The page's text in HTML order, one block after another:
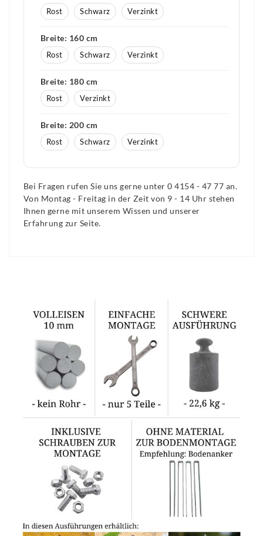
Rost Schwarz Verzinkt
Breite: 160 cm
Rost Schwarz Verzinkt
Breite: 180 cm
Rost Verzinkt
Breite: 200 cm
Rost Schwarz Verzinkt
Bei Fragen rufen Sie uns gerne unter 0 4154 - 47 77 an.
Von Montag - Freitag in der Zeit von 9 - 14 Uhr stehen
Ihnen gerne mit unserem Wissen und unserer
Erfahrung zur Seite.